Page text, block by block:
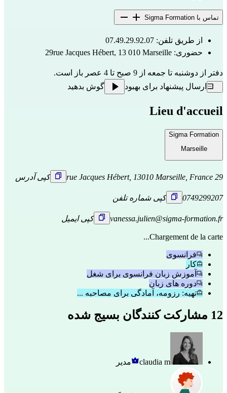
تماس با Sigma Formation
از طریق تلفن: 07.49.29.92.07
حضوری: 29rue Jacques Hébert, 13 010 Marseille
دفتر از دوشنبه تا جمعه از 9 صبح تا 4 عصر باز است.
ارسال پیشنهاد برای بهبود
گوش بدهید
Lieu d'accueil
Sigma Formation
Marseille
29 rue Jacques Hébert, 13010 Marseille, France کپی آدرس
0749299207 کپی شماره تلفن
vanessa.julien@sigma-formation.fr کپی ایمیل
Chargement de la carte...
فرانسوی
کار
آموزش زبان فرانسوی برای شغل
دوره های زبان
تهیه: رزومه، آمادگی برای مصاحبه ...
12 مشارکت کنندگان بسیج شده
claudia m مدیر